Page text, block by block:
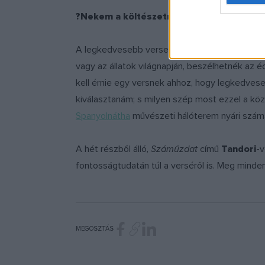
?Nekem a költészetnap jutott? - Vass
A legkedvesebb versemről, költészetnap
vagy az állatok világnapján, beszélhetnék az
kell érnie egy versnek ahhoz, hogy
kiválasztanám; s milyen szép most ezzel a
Spanyolnátha művészeti hálóterem nyári
A hét részből álló, Száműzdat című Tandori-
fontosságtudatán túl a verséről is. Meg
MEGOSZTÁS